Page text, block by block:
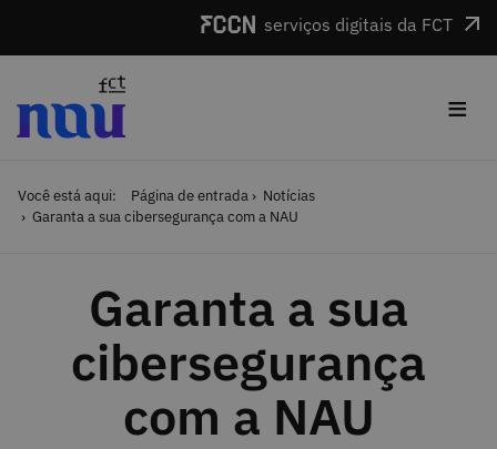
serviços digitais da FCT
≡
Você está aqui: Página de entrada
Notícias
Garanta a sua cibersegurança com a NAU
Garanta a sua
cibersegurança
com a NAU